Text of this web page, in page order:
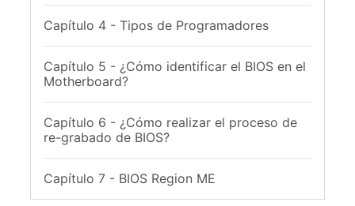
Capítulo 4 - Tipos de Programadores
Capítulo 5 - ¿Cómo identificar el BIOS en el
Motherboard?
Capítulo 6 - ¿Cómo realizar el proceso de
re-grabado de BIOS?
Capítulo 7 - BIOS Region ME